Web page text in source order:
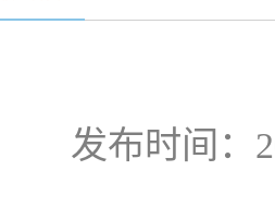
发布时间